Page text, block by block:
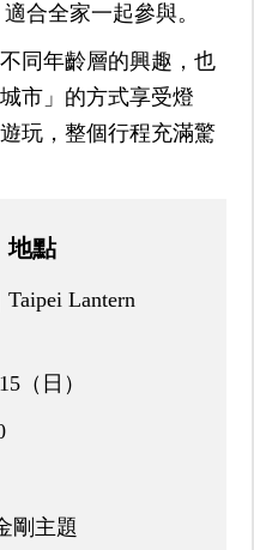
合全家一起參與。
同年齡層的興趣，也
市」的方式享受燈
玩，整個行程充滿驚
地點
Lantern
（日）
剛主題